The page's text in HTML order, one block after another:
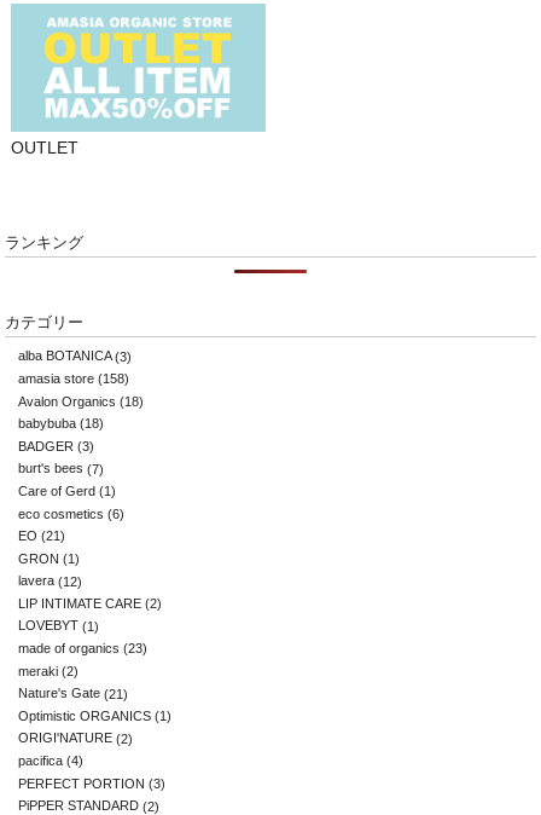
OUTLET
ランキング
カテゴリー
alba BOTANICA(3)
amasia store (158)
Avalon Organics (18)
babybuba (18)
BADGER (3)
burt's bees (7)
Care of Gerd (1)
eco cosmetics (6)
EO (21)
GRON (1)
lavera (12)
LIP INTIMATE CARE (2)
LOVEBYT (1)
made of organics (23)
meraki (2)
Nature's Gate (21)
Optimistic ORGANICS (1)
ORIGI'NATURE (2)
pacifica (4)
PERFECT PORTION (3)
PiPPER STANDARD (2)